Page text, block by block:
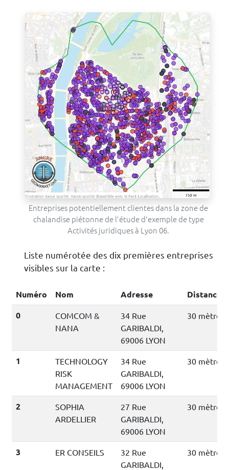
Entreprises potentiellement clientes dans la zone de
chalandise piétonne de l'étude d'exemple de type
Activités juridiques à Lyon 06.
Liste numérotée des dix premières entreprises
visibles sur la carte :
Numéro Nom Adresse
Distance
0
COMCOM &
NANA
34 Rue
GARIBALDI,
69006 LYON
30 mètres
1
TECHNOLOGY
RISK
MANAGEMENT
34 Rue
GARIBALDI,
69006 LYON
30 mètres
2
SOPHIA
ARDELLIER
27 Rue
GARIBALDI,
69006 LYON
30 mètres
3 ER CONSEILS
32 Rue
GARIBALDI,
30 mètres